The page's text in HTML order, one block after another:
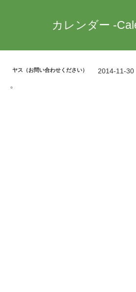
カレンダー -
ヤス（お問い合わせください） 2014-11-30
。